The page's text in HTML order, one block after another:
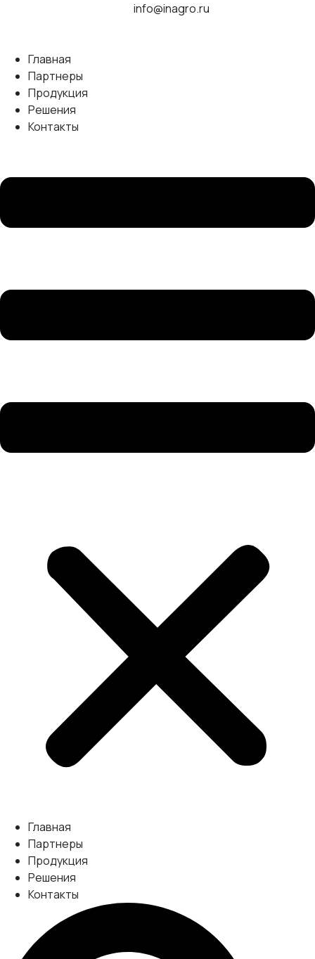
info@inagro.ru
Главная
Партнеры
Продукция
Решения
Контакты
Главная
Партнеры
Продукция
Решения
Контакты